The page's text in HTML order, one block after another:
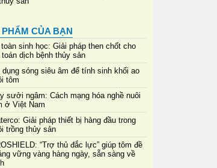
CỦA BẠN
sinh học: Giải pháp then chốt cho
toán dịch bệnh thủy sản
sóng siêu âm để tính sinh khối ao
tôm
sưởi ngâm: Cách mạng hóa nghề nuôi
ở Việt Nam
Giải pháp thiết bị hàng đầu trong
trồng thủy sản
“Trợ thủ đắc lực” giúp tôm đề
vững vàng hàng ngày, sẵn sàng về